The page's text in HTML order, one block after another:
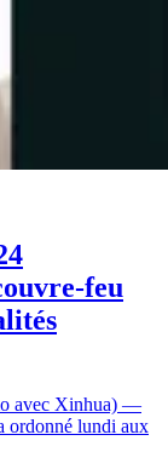
feu
avec Xinhua) —
ordonné lundi aux